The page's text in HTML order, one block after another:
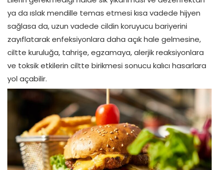
ya da ıslak mendille temas etmesi kısa vadede hijyen
sağlasa da, uzun vadede cildin koruyucu bariyerini
zayıflatarak enfeksiyonlara daha açık hale gelmesine,
ciltte kuruluğa, tahrişe, egzamaya, alerjik reaksiyonlara
ve toksik etkilerin ciltte birikmesi sonucu kalıcı hasarlara
yol açabilir.